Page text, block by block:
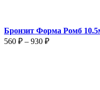
Бронзит Форма Ромб
560 ₽ – 930 ₽Диапазон